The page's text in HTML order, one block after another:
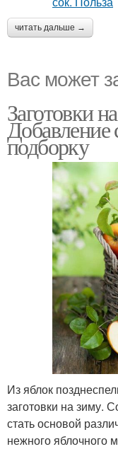
читать дальше →
Вас может
Заготовки
Добавление
подборку
Из яблок
заготовки на зиму.
стать основой
нежного яблочного